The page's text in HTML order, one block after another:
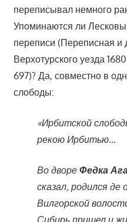
переписывал немного
Упоминаются ли
переписи (Переписная и
Верхотурского уезда
697)? Да, совместно в
слободы:
«Ирбитской
рекою Ирбитью…
Во дворе Федка
сказал, родился де
Вилгорской